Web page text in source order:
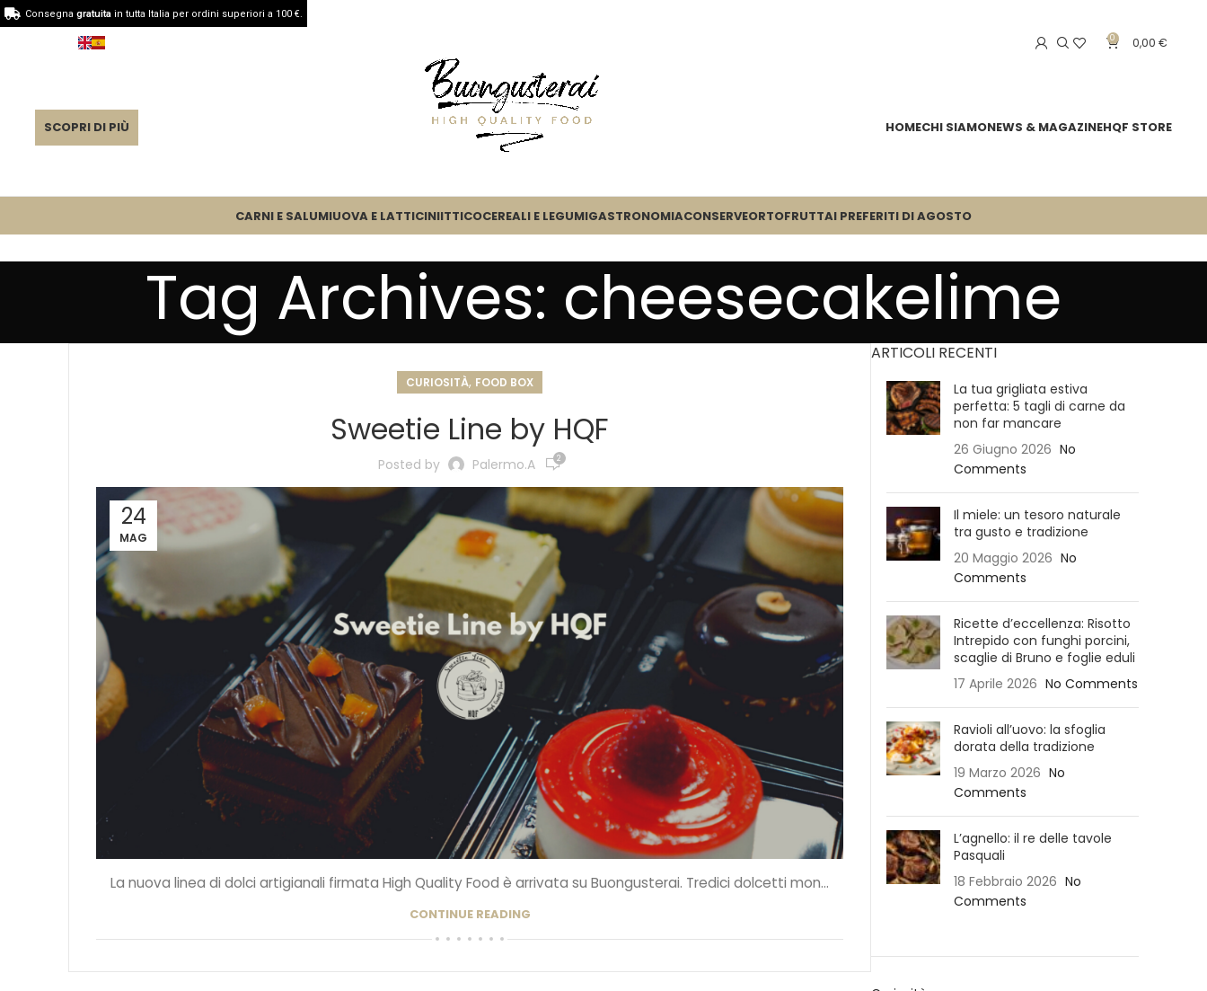
0 0,00€
SCOPRI DI PIÙ HOMECHI SIAMONEWS & MAGAZINEHQF STORE
CARNI E SALUMIUOVA E LATTICINIITTICOCEREALI E LEGUMIGASTRONOMIACONSERVEORTOFRUTTAI PREFERITI DI AGOSTO
Tag Archives: cheesecakelime
CURIOSITÀ, FOOD BOX
Sweetie Line by HQF
Posted by Palermo.a 2
24
MAG
La nuova linea di dolci artigianali firmata High Quality Food è arrivata su Buongusterai. Tredici dolcetti mon...
CONTINUE READING
ARTICOLI RECENTI
La tua grigliata estiva
perfetta: 5 tagli di carne da
non far mancare
26 Giugno 2026 No
Comments
Il miele: un tesoro naturale
tra gusto e tradizione
20 Maggio 2026 No
Comments
Ricette d’eccellenza: Risotto
Intrepido con funghi porcini,
scaglie di Bruno e foglie eduli
17 Aprile 2026 No Comments
Ravioli all’uovo: la sfoglia
dorata della tradizione
19 Marzo 2026 No
Comments
L’agnello: il re delle tavole
Pasquali
18 Febbraio 2026 No
Comments
Consegna gratuitain tutta Italia per ordini superiori a 100 €.